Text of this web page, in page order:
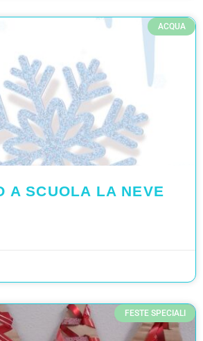
ACQUA
A SCUOLA LA NEVE
FESTE SPECIALI